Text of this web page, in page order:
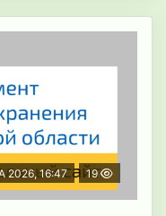
2026, 16:47 19